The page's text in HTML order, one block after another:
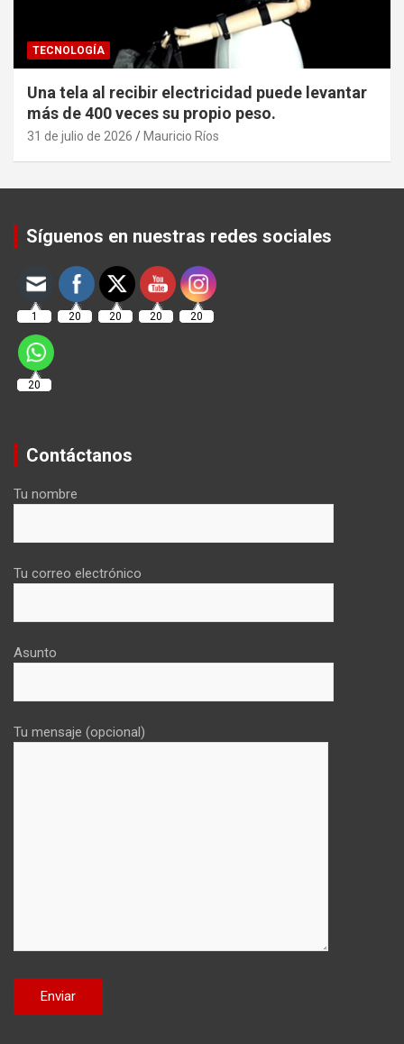
TECNOLOGÍA
Una tela al recibir electricidad puede levantar
más de 400 veces su propio peso.
31 de julio de 2026 Mauricio Ríos
Síguenos en nuestras redes sociales
1 20 20 20 20
20
Contáctanos
Tu nombre
Tu correo electrónico
Asunto
Tu mensaje (opcional)